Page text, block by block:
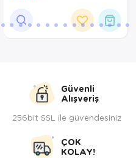
Güvenli
Alışveriş
256bit SSL ile güvendesiniz
ÇOK
KOLAY!